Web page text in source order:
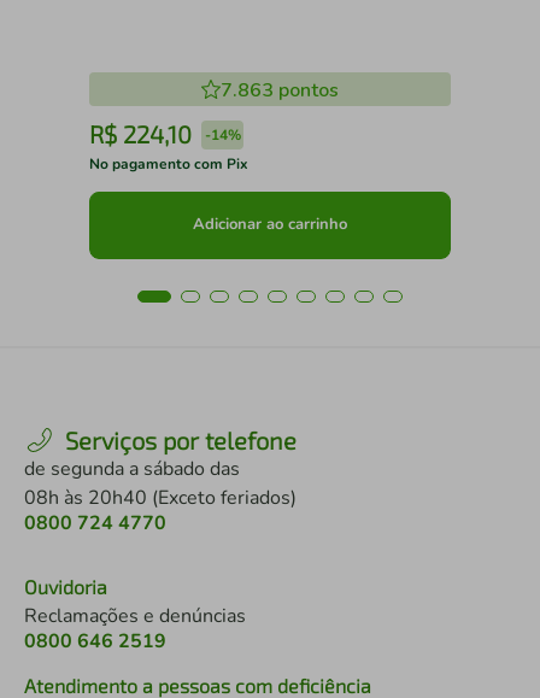
7.863 pontos
R$ 224,10 -14%
No pagamento com Pix
Adicionar ao carrinho
Serviços por telefone
de segunda a sábado das
08h às 20h40 (Exceto feriados)
0800 724 4770
Ouvidoria
Reclamações e denúncias
0800 646 2519
Atendimento a pessoas com deficiência